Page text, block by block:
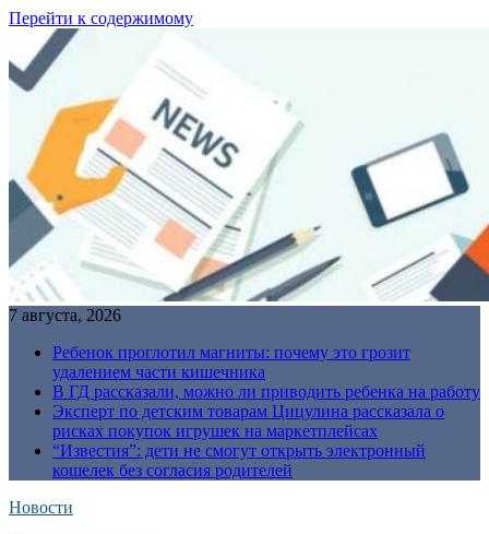
Перейти к содержимому
7 августа, 2026
Ребенок проглотил магниты: почему это грозит
удалением части кишечника
В ГД рассказали, можно ли приводить ребенка на работу
Эксперт по детским товарам Цицулина рассказала о
рисках покупок игрушек на маркетплейсах
“Известия”: дети не смогут открыть электронный
кошелек без согласия родителей
Новости